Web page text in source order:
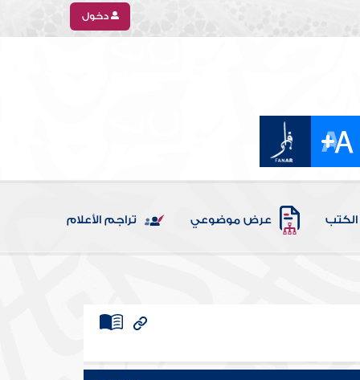
دخول
الكتب عرض موضوعي تراجم الأعلام